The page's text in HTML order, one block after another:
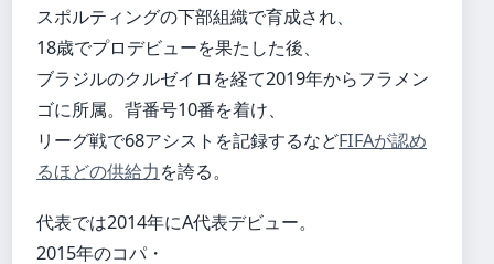
スポルティングの下部組織で育成され、
18歳でプロデビューを果たした後、
ブラジルのクルゼイロを経て2019年からフラメン
ゴに所属。背番号10番を着け、
リーグ戦で68アシストを記録するなどFIFAが認め
るほどの供給力を誇る。
代表では2014年にA代表デビュー。
2015年のコパ・